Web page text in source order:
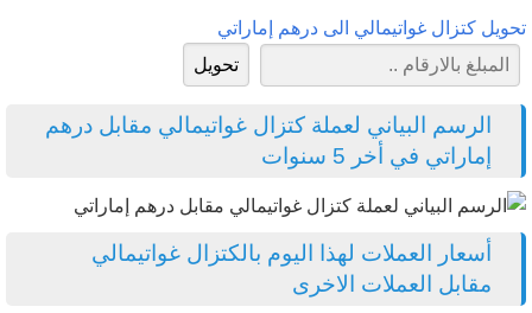
تحويل كتزال غواتيمالي الى درهم إماراتي
الرسم البياني لعملة كتزال غواتيمالي مقابل درهم
إماراتي في أخر 5 سنوات
أسعار العملات لهذا اليوم بالكتزال غواتيمالي
مقابل العملات الاخرى